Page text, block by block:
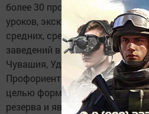
более 30 профориентационных
уроков, экскурсий и ярмарок
средних, средне специальных
заведений в Республиках
Чувашия, Удмуртия.
Профориентационные
целью формирования
резерва и являются частью